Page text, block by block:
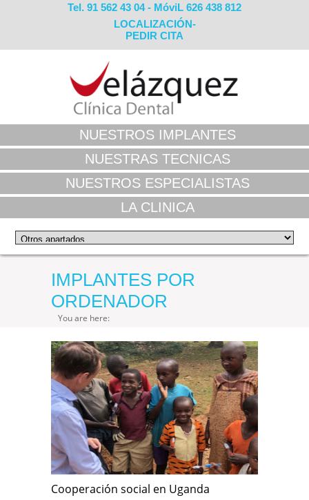
Tel. 91 562 43 04 - MóviL 626 438 812
LOCALIZACIÓN-
PEDIR CITA
NUESTROS IMPLANTES
NUESTRAS TECNICAS
NUESTROS ESPECIALISTAS
LA CLINICA
IMPLANTES POR
ORDENADOR
You are here:
Cooperación social en Uganda